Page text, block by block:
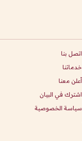
اتصل بنا
خدماتنا
أعلن معنا
اشترك في البيان
سياسة الخصوصية